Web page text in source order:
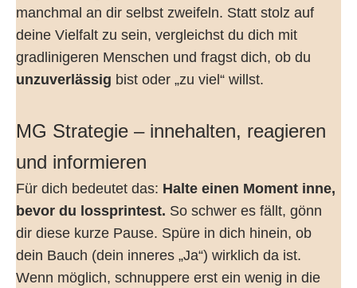
manchmal an dir selbst zweifeln. Statt stolz auf
deine Vielfalt zu sein, vergleichst du dich mit
gradlinigeren Menschen und fragst dich, ob du
unzuverlässig bist oder „zu viel“ willst.
MG Strategie – innehalten, reagieren
und informieren
Für dich bedeutet das: Halte einen Moment inne,
bevor du lossprintest. So schwer es fällt, gönn
dir diese kurze Pause. Spüre in dich hinein, ob
dein Bauch (dein inneres „Ja“) wirklich da ist.
Wenn möglich, schnuppere erst ein wenig in die